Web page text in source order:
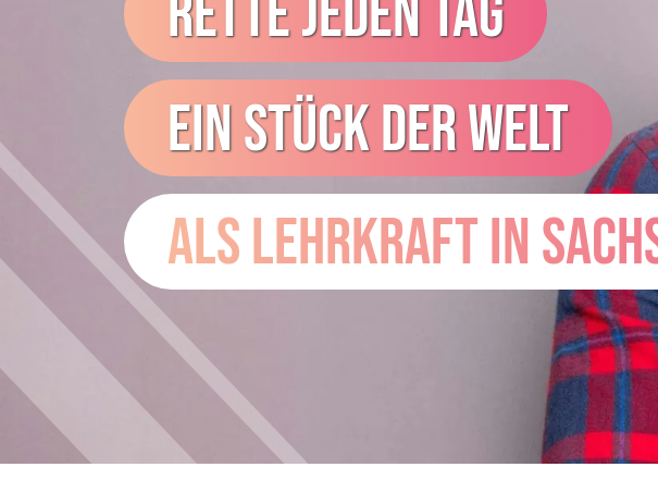
RETTE JEDEN TAG
EIN STÜCK DER WELT
ALS LEHRKRAFT IN